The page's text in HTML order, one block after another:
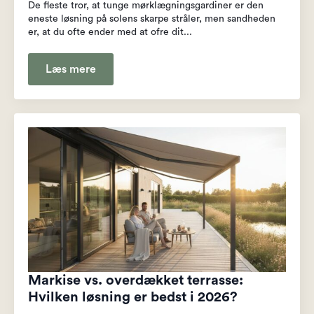
De fleste tror, at tunge mørklægningsgardiner er den
eneste løsning på solens skarpe stråler, men sandheden
er, at du ofte ender med at ofre dit...
Læs mere
Markise vs. overdækket terrasse:
Hvilken løsning er bedst i 2026?